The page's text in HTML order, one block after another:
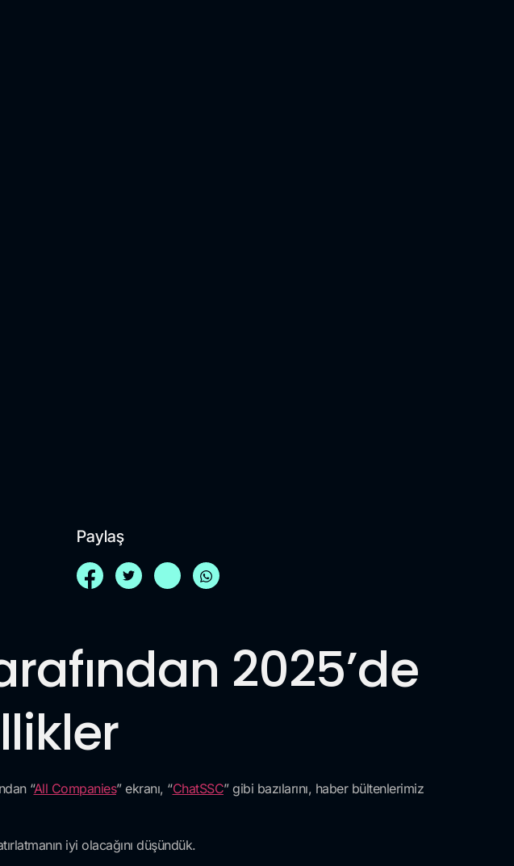
Paylaş
2025’de
“All Companies” ekranı, “ChatSSC” gibi bazılarını, haber bültenlerimiz
iyi olacağını düşündük.